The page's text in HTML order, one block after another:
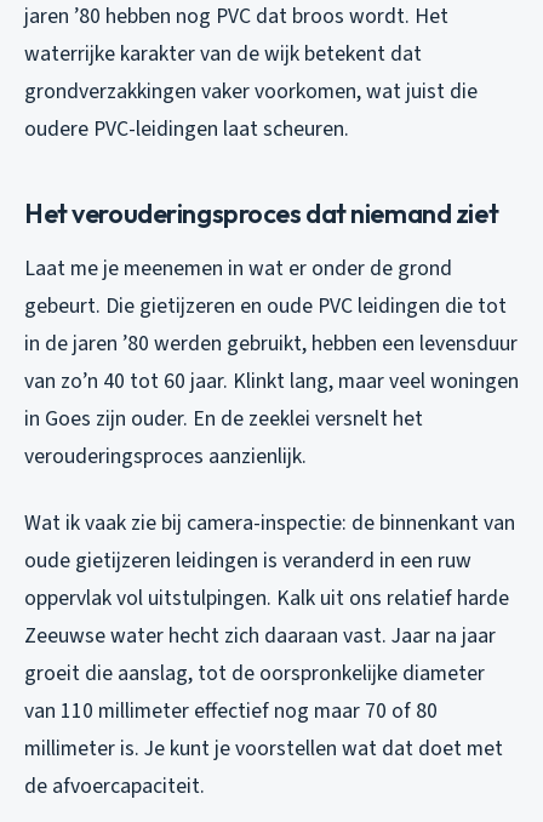
jaren ’80 hebben nog PVC dat broos wordt. Het
waterrijke karakter van de wijk betekent dat
grondverzakkingen vaker voorkomen, wat juist die
oudere PVC-leidingen laat scheuren.
Het verouderingsproces dat niemand ziet
Laat me je meenemen in wat er onder de grond
gebeurt. Die gietijzeren en oude PVC leidingen die tot
in de jaren ’80 werden gebruikt, hebben een levensduur
van zo’n 40 tot 60 jaar. Klinkt lang, maar veel woningen
in Goes zijn ouder. En de zeeklei versnelt het
verouderingsproces aanzienlijk.
Wat ik vaak zie bij camera-inspectie: de binnenkant van
oude gietijzeren leidingen is veranderd in een ruw
oppervlak vol uitstulpingen. Kalk uit ons relatief harde
Zeeuwse water hecht zich daaraan vast. Jaar na jaar
groeit die aanslag, tot de oorspronkelijke diameter
van 110 millimeter effectief nog maar 70 of 80
millimeter is. Je kunt je voorstellen wat dat doet met
de afvoercapaciteit.